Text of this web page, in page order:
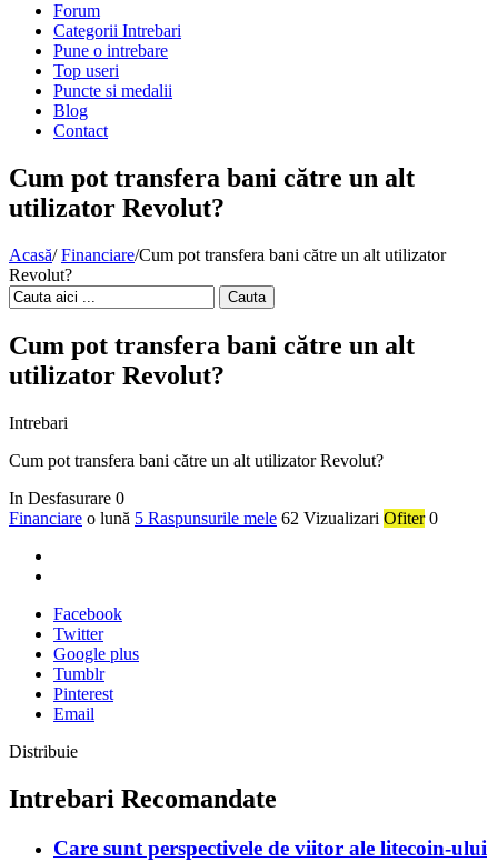
Forum
Categorii Intrebari
Pune o intrebare
Top useri
Puncte si medalii
Blog
Contact
Cum pot transfera bani către un alt
utilizator Revolut?
Acasă/ Financiare/Cum pot transfera bani către un alt utilizator
Revolut?
Cauta
Cum pot transfera bani către un alt
utilizator Revolut?
Intrebari
Cum pot transfera bani către un alt utilizator Revolut?
In Desfasurare 0
Financiare o lună 5 Raspunsurile mele 62 Vizualizari Ofiter 0
Facebook
Twitter
Google plus
Tumblr
Pinterest
Email
Distribuie
Intrebari Recomandate
Care sunt perspectivele de viitor ale litecoin-ului